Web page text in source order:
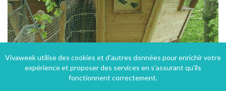
Vivaweek utilise des cookies et d'autres données pour enrichir votre
expérience et proposer des services en s'assurant qu'ils
fonctionnent correctement.